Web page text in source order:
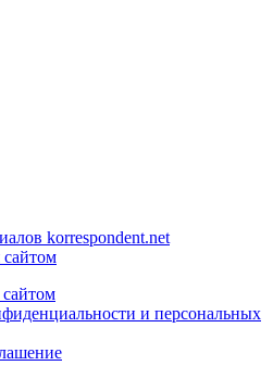
korrespondent.net
сайтом
и персональных